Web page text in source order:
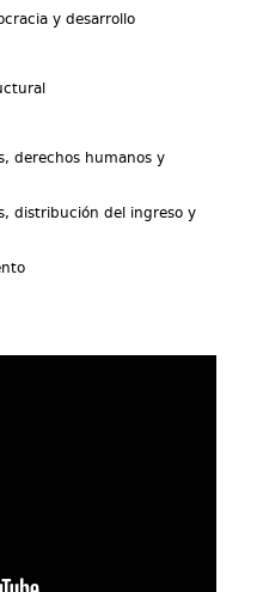
y desarrollo
derechos humanos y
distribución del ingreso y